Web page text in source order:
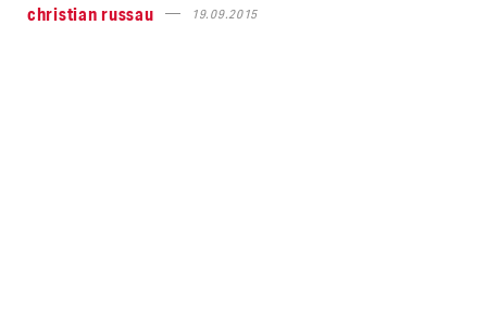
christian russau
19.09.2015